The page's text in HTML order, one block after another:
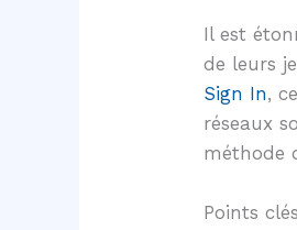
Il est
de leurs
Sign In,
réseaux
méthode
Points